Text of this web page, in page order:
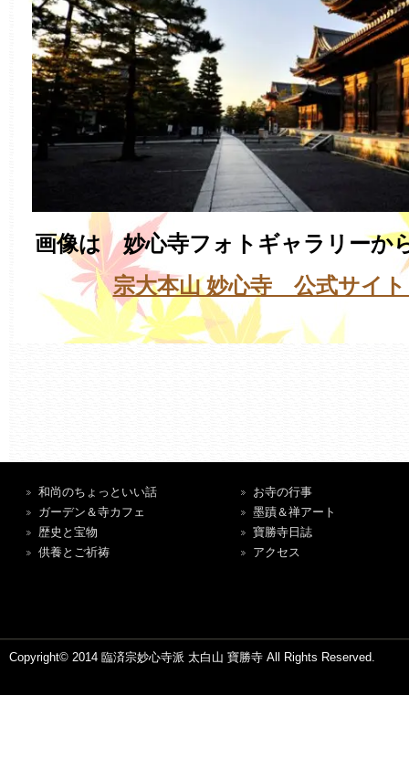
画像は 妙心寺フォトギャラリーか
宗大本山 妙心寺 公式サイト
和尚のちょっといい話
ガーデン＆寺カフェ
歴史と宝物
供養とご祈祷
お寺の行事
墨蹟＆禅アート
寶勝寺日誌
アクセス
Copyright© 2014 臨済宗妙心寺派 太白山 寶勝寺 All Rights Reserved.